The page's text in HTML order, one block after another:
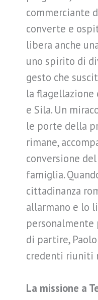
commerciante
converte e
libera anche
uno spirito di
gesto che
la flagellazione
e Sila. Un
le porte della
rimane,
conversione
famiglia.
cittadinanza
allarmano e lo
personalmente
di partire,
credenti riuniti
La missione a